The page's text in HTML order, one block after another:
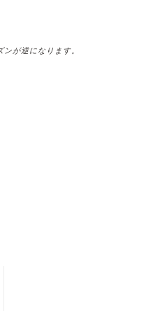
が逆になります。